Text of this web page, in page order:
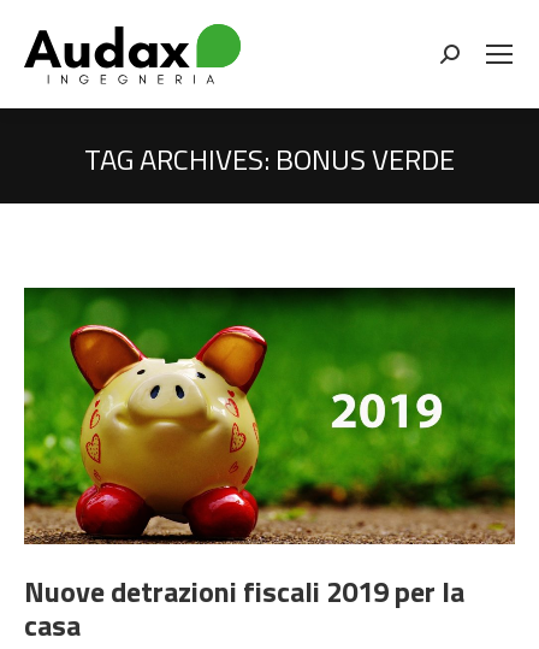
Cerca
TAG ARCHIVES: BONUS VERDE
You are here:
Nuove detrazioni fiscali 2019 per la
casa